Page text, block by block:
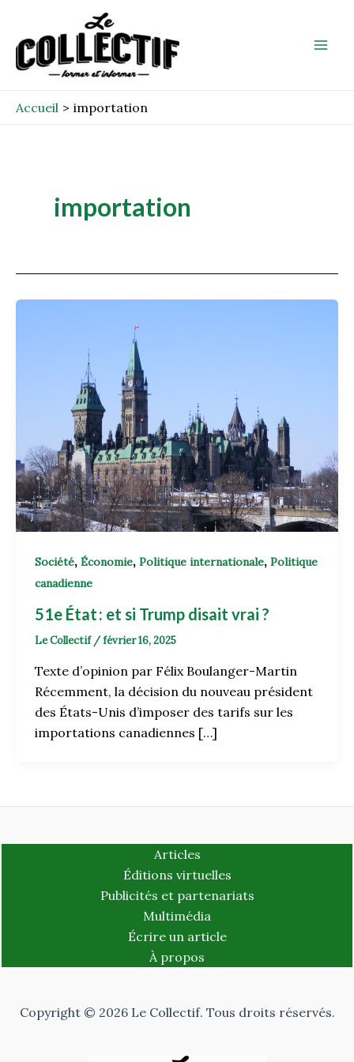
contenu
Accueil importation
importation
Société, Économie, Politique internationale, Politique
canadienne
51e État : et si Trump disait vrai ?
Le Collectif /février 16, 2025
Texte d’opinion par Félix Boulanger-Martin
Récemment, la décision du nouveau président
des États-Unis d’imposer des tarifs sur les
importations canadiennes […]
Articles
Éditions virtuelles
Publicités et partenariats
Multimédia
Écrire un article
À propos
Copyright © 2026 Le Collectif. Tous droits réservés.